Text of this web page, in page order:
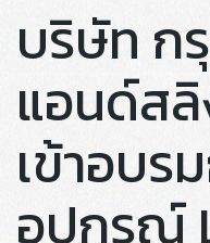
บริษัท ก
แอนด์ส
เข้าอบร
อุปกรณ์